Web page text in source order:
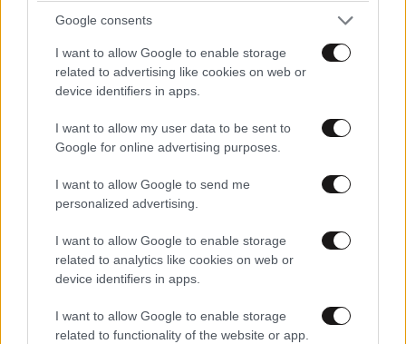
Google consents
I want to allow Google to enable storage
related to advertising like cookies on web or
device identifiers in apps.
I want to allow my user data to be sent to
Google for online advertising purposes.
I want to allow Google to send me
personalized advertising.
I want to allow Google to enable storage
related to analytics like cookies on web or
device identifiers in apps.
I want to allow Google to enable storage
related to functionality of the website or app.
Καλύτερη εικόνα από τη φωτιά στο Βελεστίνο –
Υπό μερικό έλεγχο η πυρκαγιά